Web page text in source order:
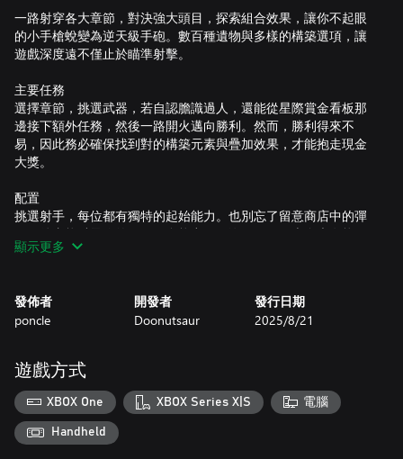
一路射穿各大章節，對決強大頭目，探索組合效果，讓你不起眼
的小手槍蛻變為逆天級手砲。數百種遺物與多樣的構築選項，讓
遊戲深度遠不僅止於瞄準射擊。
主要任務
選擇章節，挑選武器，若自認膽識過人，還能從星際賞金看板那
邊接下額外任務，然後一路開火邁向勝利。然而，勝利得來不
易，因此務必確保找到對的構築元素與疊加效果，才能抱走現金
大獎。
配置
挑選射手，每位都有獨特的起始能力。也別忘了留意商店中的彈
匣，後者能賦予你的子彈更多能力——沒錯，子彈本身也有能
力。也就是說，你可以不斷疊加能力的效果。創建裝備配置，用
地點
選擇章節，挑選配槍，若自認膽識過人，還能從星際賞金看板那
易，因此務必確保找到對的構築元素與疊加效果，才能抱走現金
大獎。
彈無虛發的重點整理
若自認能扛得住壓力，就接下額外任務吧，勇者將取得豐厚的報
酬
顯示更多
發佈者
poncle
開發者
Doonutsaur
發行日期
2025/8/21
遊戲方式
XBOX One XBOX Series X|S 電腦
Handheld